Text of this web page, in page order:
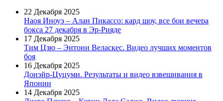
22 Декабря 2025
Наоя Иноуэ – Алан Пикассо: кард шоу, все бои вечера
бокса 27 декабря в Эр-Рияде
17 Декабря 2025
Тим Цзю – Энтони Веласкес. Видео лучших моментов
боя
16 Декабря 2025
Донэйр-Цуцуми. Результаты и видео взвешивания в
Японии
14 Декабря 2025